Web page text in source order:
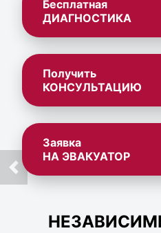
Бесплатная
ДИАГНОСТИКА
Получить
КОНСУЛЬТАЦИЮ
Заявка
НА ЭВАКУАТОР